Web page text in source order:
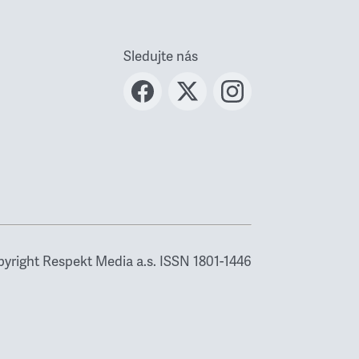
Sledujte nás
Respekt Media a.s. ISSN 1801-1446